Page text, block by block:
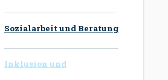
Sozialarbeit und Beratung
Inklusion und